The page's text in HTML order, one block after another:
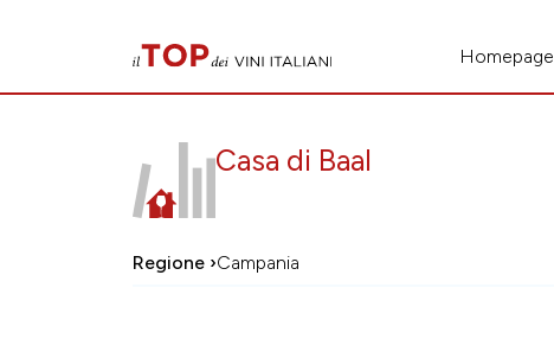
Homepage
Casa di Baal
Regione ›Campania